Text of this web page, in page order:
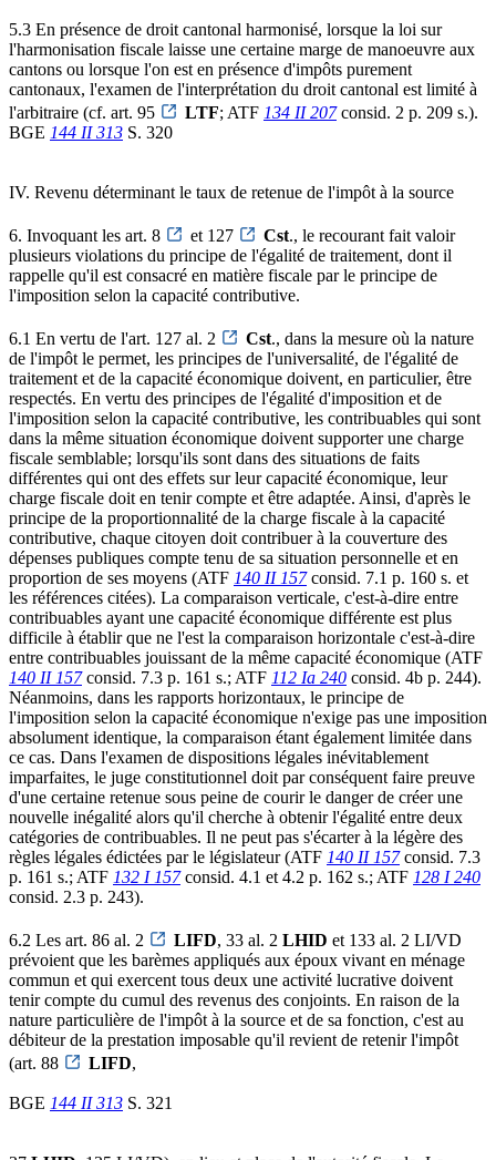
5.3 En présence de droit cantonal harmonisé, lorsque la loi sur
l'harmonisation fiscale laisse une certaine marge de manoeuvre aux
cantons ou lorsque l'on est en présence d'impôts purement
cantonaux, l'examen de l'interprétation du droit cantonal est limité à
l'arbitraire (cf. art. 95
LTF; ATF 134 II 207consid. 2 p. 209 s.).
BGE 144 II 313 S. 320
IV. Revenu déterminant le taux de retenue de l'impôt à la source
6. Invoquant les art. 8 et 127 Cst., le recourant fait valoir
plusieurs violations du principe de l'égalité de traitement, dont il
rappelle qu'il est consacré en matière fiscale par le principe de
l'imposition selon la capacité contributive.
6.1 En vertu de l'art. 127 al. 2 Cst., dans la mesure où la nature
de l'impôt le permet, les principes de l'universalité, de l'égalité de
traitement et de la capacité économique doivent, en particulier, être
respectés. En vertu des principes de l'égalité d'imposition et de
l'imposition selon la capacité contributive, les contribuables qui sont
dans la même situation économique doivent supporter une charge
fiscale semblable; lorsqu'ils sont dans des situations de faits
différentes qui ont des effets sur leur capacité économique, leur
charge fiscale doit en tenir compte et être adaptée. Ainsi, d'après le
principe de la proportionnalité de la charge fiscale à la capacité
contributive, chaque citoyen doit contribuer à la couverture des
dépenses publiques compte tenu de sa situation personnelle et en
proportion de ses moyens (ATF 140 II 157consid. 7.1 p. 160 s. et
les références citées). La comparaison verticale, c'est-à-dire entre
contribuables ayant une capacité économique différente est plus
difficile à établir que ne l'est la comparaison horizontale c'est-à-dire
entre contribuables jouissant de la même capacité économique (ATF
140 II 157consid. 7.3 p. 161 s.; ATF 112 Ia 240 consid. 4b p. 244).
Néanmoins, dans les rapports horizontaux, le principe de
l'imposition selon la capacité économique n'exige pas une imposition
absolument identique, la comparaison étant également limitée dans
ce cas. Dans l'examen de dispositions légales inévitablement
imparfaites, le juge constitutionnel doit par conséquent faire preuve
d'une certaine retenue sous peine de courir le danger de créer une
nouvelle inégalité alors qu'il cherche à obtenir l'égalité entre deux
catégories de contribuables. Il ne peut pas s'écarter à la légère des
règles légales édictées par le législateur (ATF 140 II 157consid. 7.3
p. 161 s.; ATF 132 I 157consid. 4.1 et 4.2 p. 162 s.; ATF 128 I 240
consid. 2.3 p. 243).
6.2 Les art. 86 al. 2 LIFD, 33 al. 2 LHID et 133 al. 2 LI/VD
prévoient que les barèmes appliqués aux époux vivant en ménage
commun et qui exercent tous deux une activité lucrative doivent
tenir compte du cumul des revenus des conjoints. En raison de la
nature particulière de l'impôt à la source et de sa fonction, c'est au
débiteur de la prestation imposable qu'il revient de retenir l'impôt
(art. 88
LIFD,
BGE 144 II 313 S. 321